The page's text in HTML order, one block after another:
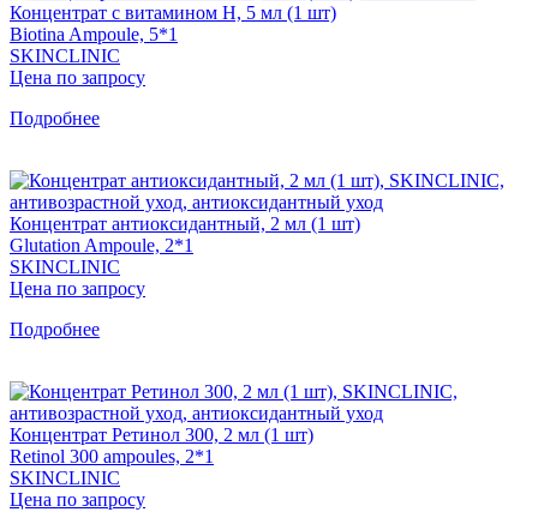
Концентрат с витамином Н, 5 мл (1 шт)
Biotina Ampoule, 5*1
SKINCLINIC
Цена по запросу
Подробнее
Концентрат антиоксидантный, 2 мл (1 шт)
Glutation Ampoule, 2*1
SKINCLINIC
Цена по запросу
Подробнее
Концентрат Ретинол 300, 2 мл (1 шт)
Retinol 300 ampoules, 2*1
SKINCLINIC
Цена по запросу